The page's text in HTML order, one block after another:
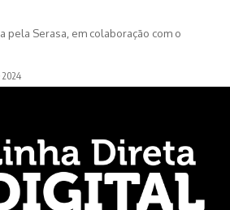
pela Serasa, em colaboração com o
2024